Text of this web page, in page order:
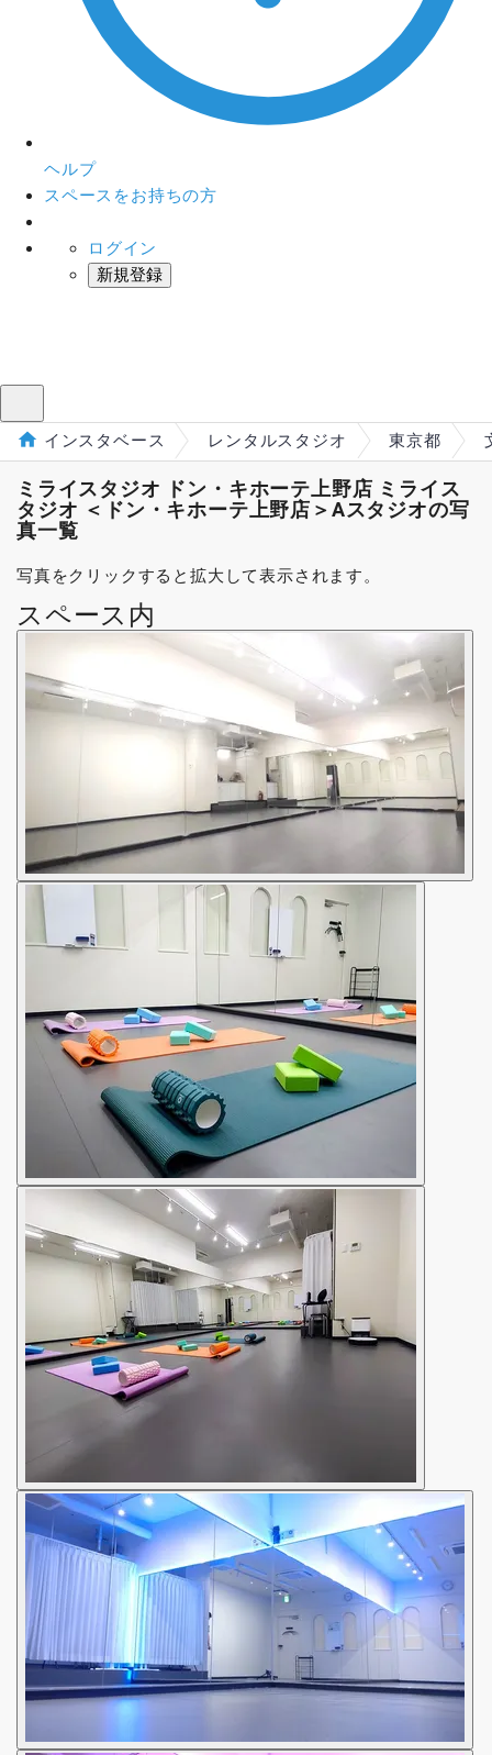
ヘルプ
スペースをお持ちの方
ログイン
新規登録
インスタベース レンタルスタジオ 東京都
ミライスタジオ ドン・キホーテ上野店 ミライス
タジオ ＜ドン・キホーテ上野店＞Aスタジオの写
真一覧
写真をクリックすると拡大して表示されます。
スペース内